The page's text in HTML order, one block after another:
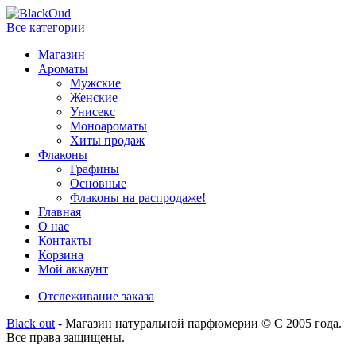
Все категории
Магазин
Ароматы
Мужские
Женские
Унисекс
Моноароматы
Хиты продаж
Флаконы
Графины
Основные
Флаконы на распродаже!
Главная
О нас
Контакты
Корзина
Мой аккаунт
Отслеживание заказа
Black out - Магазин натуральной парфюмерии © С 2005 года.
Все права защищены.